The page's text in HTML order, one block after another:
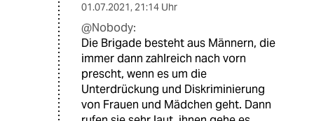
01.07.2021, 21:14 Uhr
@Nobody:
Die Brigade besteht aus Männern, die
immer dann zahlreich nach vorn
prescht, wenn es um die
Unterdrückung und Diskriminierung
von Frauen und Mädchen geht. Dann